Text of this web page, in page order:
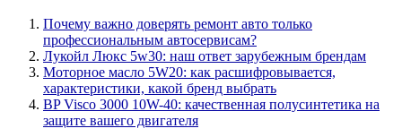
Почему важно доверять ремонт авто только
профессиональным автосервисам?
Лукойл Люкс 5w30: наш ответ зарубежным брендам
Моторное масло 5W20: как расшифровывается,
характеристики, какой бренд выбрать
BP Visco 3000 10W-40: качественная полусинтетика на
защите вашего двигателя